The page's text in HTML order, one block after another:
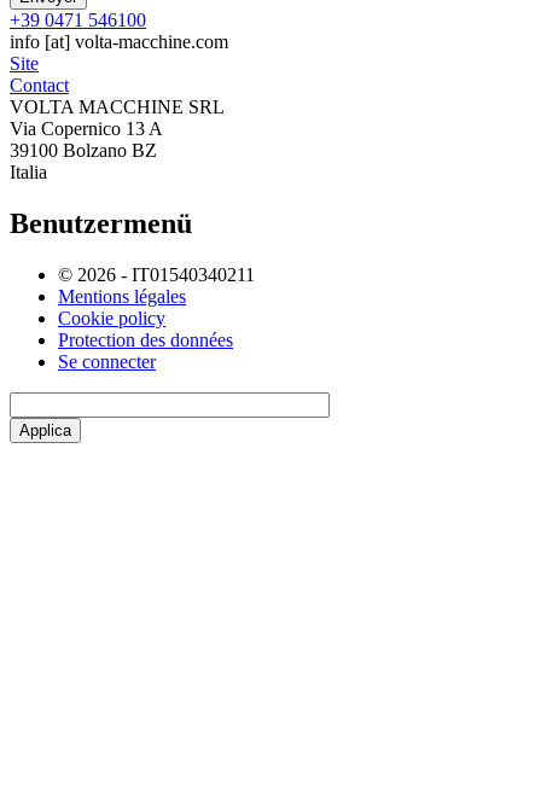
+39 0471 546100
info [at] volta-macchine.com
Site
Contact
VOLTA MACCHINE SRL
Via Copernico 13 A
39100 Bolzano BZ
Italia
Benutzermenü
© 2026 - IT01540340211
Mentions légales
Cookie policy
Protection des données
Se connecter